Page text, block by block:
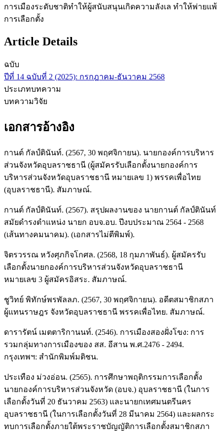
การเมืองระดับชาติทำให้ผู้สนับสนุนเกิดความลังเล ทำให้พ่ายแพ้
การเลือกตั้ง
Article Details
ฉบับ
ปีที่ 14 ฉบับที่ 2 (2025): กรกฎาคม-ธันวาคม 2568
ประเภทบทความ
บทความวิจัย
เอกสารอ้างอิง
กานต์ กัลป์ตินันท์. (2567, 30 พฤศจิกายน). นายกองค์การบริหาร
ส่วนจังหวัดอุบลราชธานี (ผู้สมัครรับเลือกตั้งนายกองค์การ
บริหารส่วนจังหวัดอุบลราชธานี หมายเลข 1) พรรคเพื่อไทย
(อุบลราชธานี). สัมภาษณ์.
กานต์ กัลป์ตินันท์. (2567). สรุปผลงานของ นายกานต์ กัลป์ตินันท์
สมัยดำรงตำแหน่ง นายก อบจ.อบ. ปีงบประมาณ 2564 - 2568
(เส้นทางคมนาคม). (เอกสารไม่ตีพิมพ์).
จิตรวรรณ หวังศุภกิจโกศล. (2568, 18 กุมภาพันธ์). ผู้สมัครรับ
เลือกตั้งนายกองค์การบริหารส่วนจังหวัดอุบลราชธานี
หมายเลข 3 ผู้สมัครอิสระ. สัมภาษณ์.
ชูวิทย์ พิทักษ์พรพัลลภ. (2567, 30 พฤศจิกายน). อดีตสมาชิกสภา
ผู้แทนราษฎร จังหวัดอุบลราชธานี พรรคเพื่อไทย. สัมภาษณ์.
ดารารัตน์ เมตตาริกานนท์. (2546). การเมืองสองฝั่งโขง: การ
รวมกลุ่มทางการเมืองของ สส. อีสาน พ.ศ.2476 - 2494.
กรุงเทพฯ: สำนักพิมพ์มติชน.
ประเทือง ม่วงอ่อน. (2565). การศึกษาพฤติกรรมการเลือกตั้ง
นายกองค์การบริหารส่วนจังหวัด (อบจ.) อุบลราชธานี (ในการ
เลือกตั้งวันที่ 20 ธันวาคม 2563) และนายกเทศมนตรีนคร
อุบลราชธานี (ในการเลือกตั้งวันที่ 28 มีนาคม 2564) และผลกระ
ทบการเลือกตั้งภายใต้พระราชบัญญัติการเลือกตั้งสมาชิกสภา